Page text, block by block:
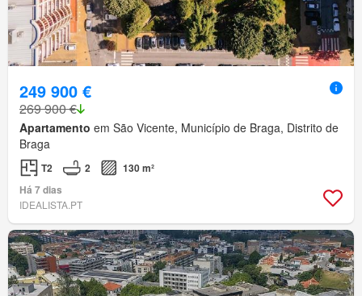
249 900 €
269 900 €
Apartamento em São Vicente, Município de Braga, Distrito de
Braga
T2 2
130 m²
Há 7 dias
IDEALISTA.PT